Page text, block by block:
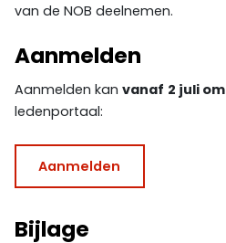
van de NOB deelnemen.
Aanmelden
Aanmelden kan vanaf 2 juli om
ledenportaal:
Aanmelden
Bijlage